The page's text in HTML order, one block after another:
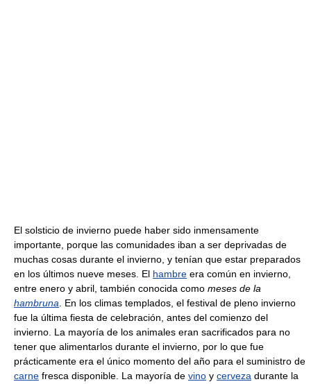
El solsticio de invierno puede haber sido inmensamente
importante, porque las comunidades iban a ser deprivadas de
muchas cosas durante el invierno, y tenían que estar preparados
en los últimos nueve meses. El hambre era común en invierno,
entre enero y abril, también conocida como meses de la
hambruna. En los climas templados, el festival de pleno invierno
fue la última fiesta de celebración, antes del comienzo del
invierno. La mayoría de los animales eran sacrificados para no
tener que alimentarlos durante el invierno, por lo que fue
prácticamente era el único momento del año para el suministro de
carne fresca disponible. La mayoría de vino y cerveza durante la